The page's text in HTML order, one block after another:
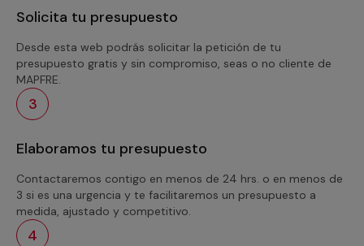
Solicita tu presupuesto
Desde esta web podrás solicitar la petición de tu
presupuesto gratis y sin compromiso, seas o no cliente de
MAPFRE.
3
Elaboramos tu presupuesto
Contactaremos contigo en menos de 24 hrs. o en menos de
3 si es una urgencia y te facilitaremos un presupuesto a
medida, ajustado y competitivo.
4